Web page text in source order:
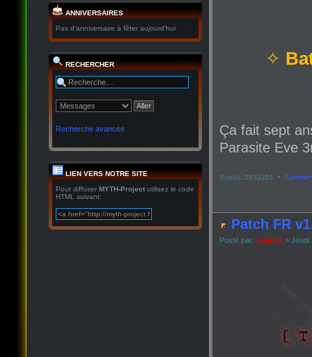
ANNIVERSAIRES
Pas d’anniversaire à fêter aujourd’hui
RECHERCHER
Recherche avancée
LIEN VERS NOTRE SITE
Pour diffuser MYTH-Project utilisez le code
HTML suivant:
✧
Ça fait sept
Parasite Eve
Vue(s): 2833201 •
Patch FR
Posté par: Lyan53 » Jeudi